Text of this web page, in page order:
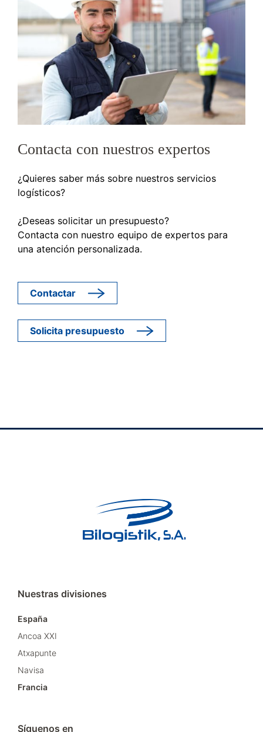
Contacta con nuestros expertos
¿Quieres saber más sobre nuestros servicios
logísticos?
¿Deseas solicitar un presupuesto?
Contacta con nuestro equipo de expertos para
una atención personalizada.
Contactar
Solicita presupuesto
Nuestras divisiones
España
Ancoa XXI
Atxapunte
Navisa
Francia
Síguenos en